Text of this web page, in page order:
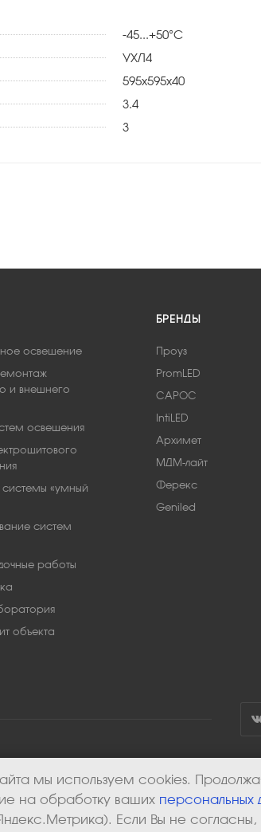
-45...+50°С
УХЛ4
595x595x40
3.4
3
освещение
и внешнего
освещения
«умный
систем
работы
объекта
БРЕНДЫ
Проуз
PromLED
САРОС
IntiLED
Архимет
МДМ-лайт
Ферекс
Geniled
мы используем cookies.
на обработку ваших персональных
Если Вы не согласны,